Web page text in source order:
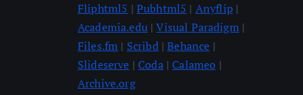
Fliphtml5 | Pubhtml5 | Anyflip|
Academia.edu|Visual Paradigm|
Files.fm | Scribd|Behance |
Slideserve |Coda|Calameo |
Archive.org